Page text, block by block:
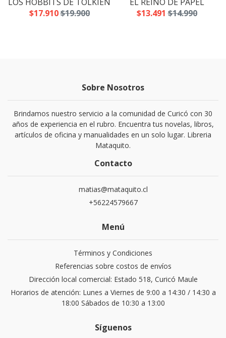
$17.910$19.900
$13.491 $14.990
Sobre Nosotros
Brindamos nuestro servicio a la comunidad de Curicó con 30
años de experiencia en el rubro. Encuentra tus novelas, libros,
artículos de oficina y manualidades en un solo lugar. Libreria
Mataquito.
Contacto
matias@mataquito.cl
+56224579667
Menú
Términos y Condiciones
Referencias sobre costos de envíos
Dirección local comercial: Estado 518, Curicó Maule
Horarios de atención: Lunes a Viernes de 9:00 a 14:30 / 14:30 a
18:00 Sábados de 10:30 a 13:00
Síguenos